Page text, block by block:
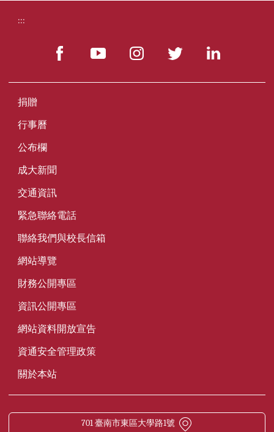
:::
捐贈
行事曆
公布欄
成大新聞
交通資訊
緊急聯絡電話
聯絡我們與校長信箱
網站導覽
財務公開專區
資訊公開專區
網站資料開放宣告
資通安全管理政策
關於本站
701 臺南市東區大學路1號